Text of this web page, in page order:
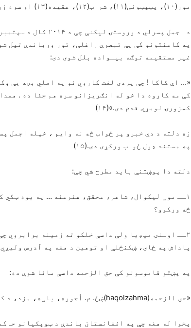
مور(۱۰)، پټپټونی(۱۱)، شراب(۱۲)، عقیده(۱۳) او سره زر.(۱۴)
د اجمل پسرلي د
په کامنتونو کې یې تبصرې راغلې، تور ورباندې تپل
غیر مستقیمه توګه بیسواده بلل شوی دی:
«… اې کاکا ! چې پردی لغت کاروي نو په اصلي بڼه یې
کې مه کاروه دا خو له انګریزانو سره هم جفا ده .
کمزورۍ لومړي قدم دی.»(۱۴)
زه دلته د دې خبرو پر ځواب څه نه وایم ، خپله اجمل
په مستند ډول ځواب ورکړی دی.(۱۵)
دلته دا پوښتنې باید مطرح شي چې:
۱ــ موږ لیکوال، شاعر، محقق، هنرمند … په یوه ټکي
څه ورکوو؟
۲ــ اوسنۍ میډیا ولې داسې خلکو ته زمینه برابروي
پاداش په ځای، ښکنځلې او توهین د هغه په آدرس
په پښتو قاموسونو کې حق الزحمه داسې مانا شوې ده:
«حق الزحمه(haqolzahma)ښځ. م. اُجوره، باړه، مزد، د کار او زحمت مزد، اجرت.(۱۶)
پخوا له هغه چې په افغانستان باندې د ټوپکیانو